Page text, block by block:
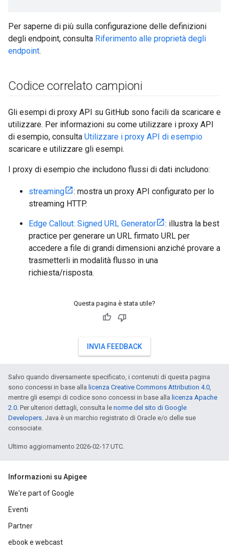
Per saperne di più sulla configurazione delle definizioni
degli endpoint, consulta Riferimento alle proprietà degli
endpoint.
Codice correlato campioni
Gli esempi di proxy API su GitHub sono facili da scaricare e
utilizzare. Per informazioni su come utilizzare i proxy API
di esempio, consulta Utilizzare i proxy API di esempio
scaricare e utilizzare gli esempi.
I proxy di esempio che includono flussi di dati includono:
streaming
: mostra un proxy API configurato per lo
streaming HTTP.
Edge Callout: Signed URL Generator
: illustra la best
practice per generare un URL firmato URL per
accedere a file di grandi dimensioni anziché provare a
trasmetterli in modalità flusso in una
richiesta/risposta.
Questa pagina è stata utile?
INVIA FEEDBACK
Salvo quando diversamente specificato, i contenuti di questa pagina
sono concessi in base alla licenza Creative Commons Attribution 4.0,
mentre gli esempi di codice sono concessi in base alla licenza Apache
2.0. Per ulteriori dettagli, consulta le norme del sito di Google
Developers. Java è un marchio registrato di Oracle e/o delle sue
consociate.
Ultimo aggiornamento 2026-02-17 UTC.
Informazioni su Apigee
We're part of Google
Eventi
Partner
ebook e webcast